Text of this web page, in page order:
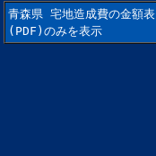
青森県 宅地造成費の金額表
(PDF)のみを表示